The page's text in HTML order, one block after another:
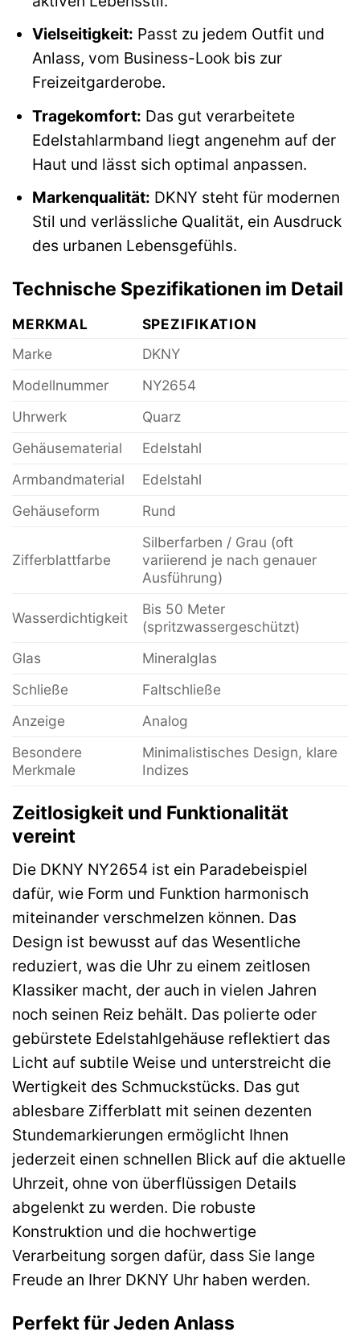
Vielseitigkeit: Passt zu jedem Outfit und
Anlass, vom Business-Look bis zur
Freizeitgarderobe.
Tragekomfort: Das gut verarbeitete
Edelstahlarmband liegt angenehm auf der
Haut und lässt sich optimal anpassen.
Markenqualität: DKNY steht für modernen
Stil und verlässliche Qualität, ein Ausdruck
des urbanen Lebensgefühls.
Technische Spezifikationen im Detail
MERKMAL
SPEZIFIKATION
Marke
DKNY
Modellnummer
NY2654
Uhrwerk
Quarz
Gehäusematerial
Edelstahl
Armbandmaterial
Edelstahl
Gehäuseform
Rund
Zifferblattfarbe
Silberfarben / Grau (oft
variierend je nach genauer
Ausführung)
Wasserdichtigkeit
Bis 50 Meter
(spritzwassergeschützt)
Glas
Mineralglas
Schließe
Faltschließe
Anzeige
Analog
Besondere
Merkmale
Minimalistisches Design, klare
Indizes
Zeitlosigkeit und Funktionalität
vereint
Die DKNY NY2654 ist ein Paradebeispiel
dafür, wie Form und Funktion harmonisch
miteinander verschmelzen können. Das
Design ist bewusst auf das Wesentliche
reduziert, was die Uhr zu einem zeitlosen
Klassiker macht, der auch in vielen Jahren
noch seinen Reiz behält. Das polierte oder
gebürstete Edelstahlgehäuse reflektiert das
Licht auf subtile Weise und unterstreicht die
Wertigkeit des Schmuckstücks. Das gut
ablesbare Zifferblatt mit seinen dezenten
Stundemarkierungen ermöglicht Ihnen
jederzeit einen schnellen Blick auf die aktuelle
Uhrzeit, ohne von überflüssigen Details
abgelenkt zu werden. Die robuste
Konstruktion und die hochwertige
Verarbeitung sorgen dafür, dass Sie lange
Freude an Ihrer DKNY Uhr haben werden.
Perfekt für Jeden Anlass